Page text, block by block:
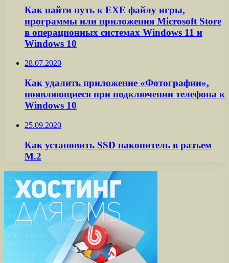
Как найти путь к EXE файлу игры,
программы или приложения Microsoft Store
в операционных системах Windows 11 и
Windows 10
28.07.2020
Как удалить приложение «Фотографии»,
появляющиеся при подключении телефона к
Windows 10
25.09.2020
Как установить SSD накопитель в разъем
M.2